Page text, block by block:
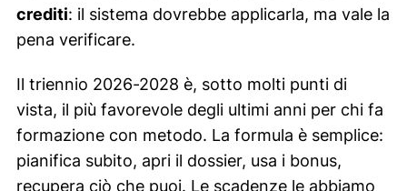
crediti: il sistema dovrebbe applicarla, ma vale la
pena verificare.
Il triennio 2026-2028 è, sotto molti punti di
vista, il più favorevole degli ultimi anni per chi fa
formazione con metodo. La formula è semplice:
pianifica subito, apri il dossier, usa i bonus,
recupera ciò che puoi. Le scadenze le abbiamo